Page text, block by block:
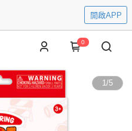
開啟APP
0
1/5